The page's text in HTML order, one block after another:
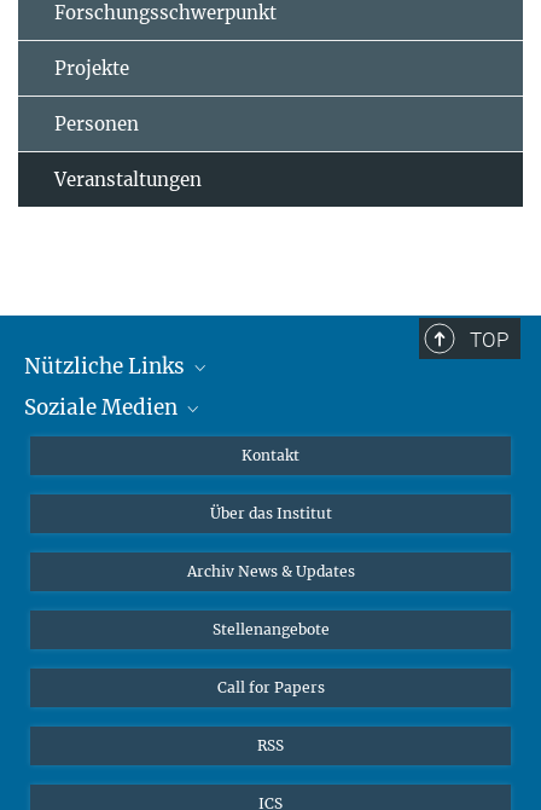
Forschungsschwerpunkt
Projekte
Personen
Veranstaltungen
TOP
Nützliche Links
MMG Alumni Corner
Online-Vorträge
Interviews zum Thema "Diversity"
Soziale Medien
Bluesky
Kontakt
Über das Institut
Archiv News & Updates
Stellenangebote
Call for Papers
RSS
ICS